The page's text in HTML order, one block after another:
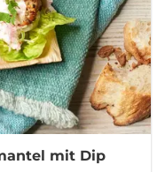
mit Dip